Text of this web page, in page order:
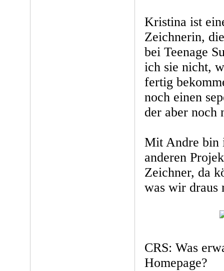
Kristina ist
Zeichnerin,
bei Teenage
ich sie nicht,
fertig
noch einen
der aber noch
Mit Andre bin
anderen
Zeichner, da
was wir draus
CRS: Was
Homepage?